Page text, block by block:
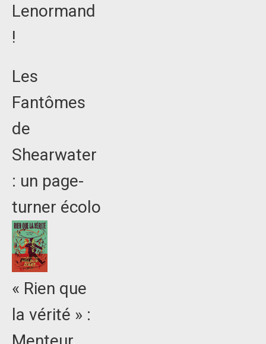
Lenormand
!
Les
Fantômes
de
Shearwater
: un page-
turner écolo
« Rien que
la vérité » :